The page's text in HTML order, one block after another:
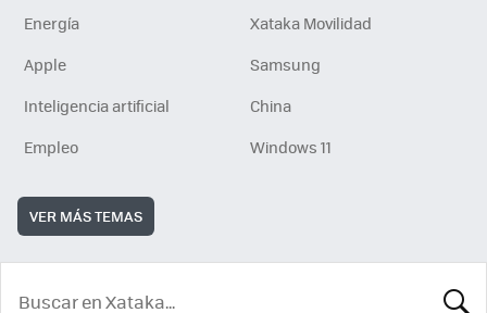
Energía
Xataka Movilidad
Apple
Samsung
Inteligencia artificial
China
Empleo
Windows 11
VER MÁS TEMAS